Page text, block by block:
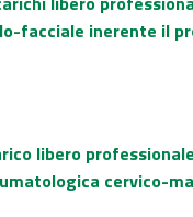
facciale inerente il
libero
cervico-